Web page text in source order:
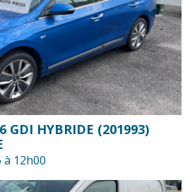
GDI HYBRIDE (201993)
12h00